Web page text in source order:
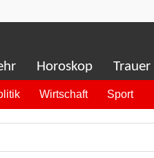
Horoskop Trauer
Wirtschaft Sport